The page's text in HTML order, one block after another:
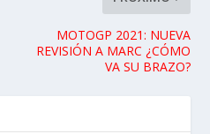
MOTOGP 2021: NUEVA
REVISIÓN A MARC ¿CÓMO
VA SU BRAZO?